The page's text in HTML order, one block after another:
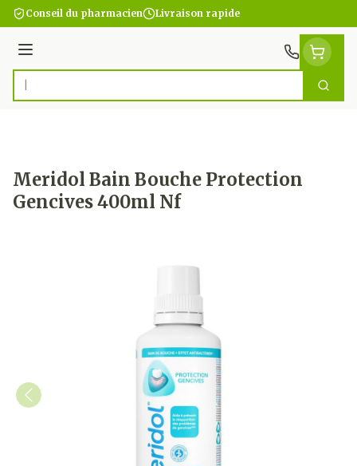
Aller au contenu
Conseil du pharmacien Livraison rapide
Menu
Rechercher
Meridol Bain Bouche Protection
Gencives 400ml Nf